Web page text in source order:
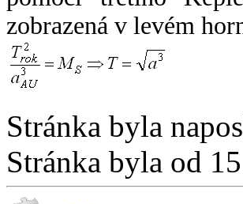
zobrazená v levém
Stránka byla
Stránka byla od